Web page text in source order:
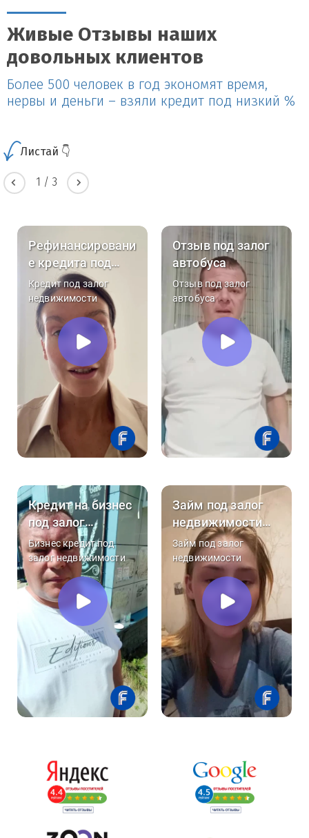
Живые Отзывы наших
довольных клиентов
Более 500 человек в год экономят время,
нервы и деньги – взяли кредит под низкий %
Листай 👇
1 / 3